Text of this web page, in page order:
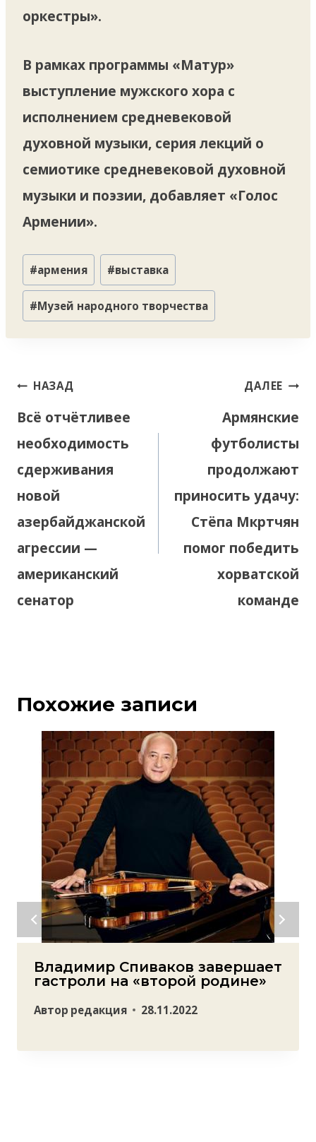
оркестры».
В рамках программы «Матур»
выступление мужского хора с
исполнением средневековой
духовной музыки, серия лекций о
семиотике средневековой духовной
музыки и поэзии, добавляет «Голос
Армении».
Метки
записи:
#армения #выставка
#Музей народного творчества
Навигация
записям
НАЗАД
Всё отчётливее
необходимость
сдерживания
новой
азербайджанской
агрессии —
американский
сенатор
ДАЛЕЕ
Армянские
футболисты
продолжают
приносить удачу:
Стёпа Мкртчян
помог победить
хорватской
команде
Похожие записи
Владимир Спиваков завершает
гастроли на «второй родине»
Автор редакция 28.11.2022